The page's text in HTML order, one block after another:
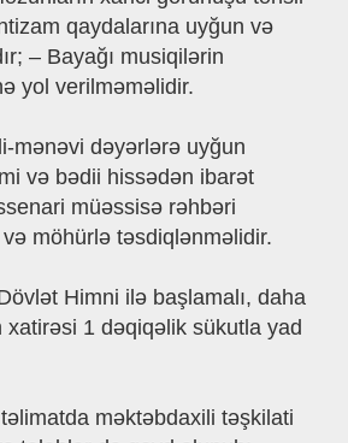
qaydalarına uyğun və
– Bayağı musiqilərin
yol verilməməlidir.
mənəvi dəyərlərə uyğun
və bədii hissədən ibarət
müəssisə rəhbəri
möhürlə təsdiqlənməlidir.
Himni ilə başlamalı, daha
xatirəsi 1 dəqiqəlik sükutla yad
məktəbdaxili təşkilati